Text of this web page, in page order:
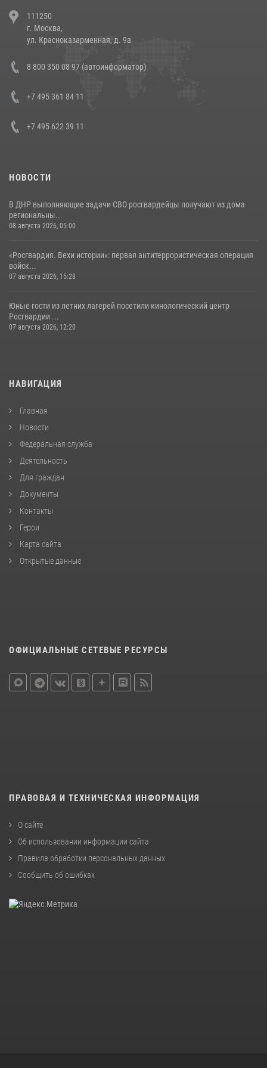
напавших на бригаду скорой помощи (видео)
14 июля 2026, 12:20
В Росгвардии прошла военно-научная конференция по обобщению
боевого опыта
111250
г. Москва,
ул. Красноказарменная, д. 9а
8 800 350 08 97 (автоинформатор)
+7 495 361 84 11
+7 495 622 39 11
НОВОСТИ
В ДНР выполняющие задачи СВО росгвардейцы получают из дома
региональны...
08 августа 2026, 05:00
«Росгвардия. Вехи истории»: первая антитеррористическая операция
войск...
07 августа 2026, 15:28
Юные гости из летних лагерей посетили кинологический центр
Росгвардии ...
07 августа 2026, 12:20
НАВИГАЦИЯ
Главная
Новости
Федеральная служба
Деятельность
Для граждан
Документы
Контакты
Герои
Карта сайта
Открытые данные
ОФИЦИАЛЬНЫЕ СЕТЕВЫЕ РЕСУРСЫ
ПРАВОВАЯ И ТЕХНИЧЕСКАЯ ИНФОРМАЦИЯ
О сайте
Об использовании информации сайта
Правила обработки персональных данных
Сообщить об ошибках